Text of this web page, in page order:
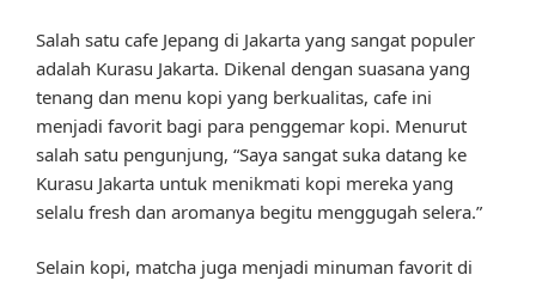
Salah satu cafe Jepang di Jakarta yang sangat populer
adalah Kurasu Jakarta. Dikenal dengan suasana yang
tenang dan menu kopi yang berkualitas, cafe ini
menjadi favorit bagi para penggemar kopi. Menurut
salah satu pengunjung, “Saya sangat suka datang ke
Kurasu Jakarta untuk menikmati kopi mereka yang
selalu fresh dan aromanya begitu menggugah selera.”
Selain kopi, matcha juga menjadi minuman favorit di